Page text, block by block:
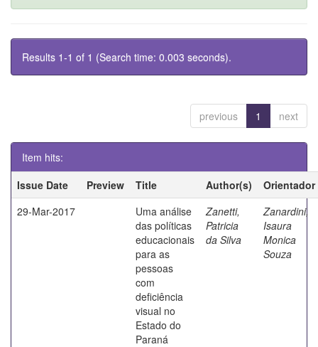
Results 1-1 of 1 (Search time: 0.003 seconds).
previous 1 next
Item hits:
Issue Date
Preview Title Author(s)
Orientador
29-Mar-2017
Uma análise
das políticas
educacionais
para as
pessoas
com
deficiência
visual no
Estado do
Paraná
Zanetti,
Patricia
da Silva
Zanardini,
Isaura
Monica
Souza